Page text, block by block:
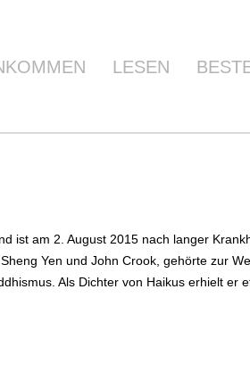
LESEN
ist am 2. August 2015 nach langer
Yen und John Crook, gehörte zur
Als Dichter von Haikus erhielt er